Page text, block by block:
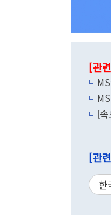
[관
[속
[관
한